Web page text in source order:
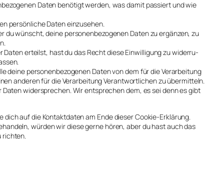
Daten benö­tigt wer­den, was damit pas­siert und wie
per­sön­li­che Daten ein­zu­se­hen.
du wünscht, dei­ne per­so­nen­be­zo­ge­nen Daten zu ergän­zen, zu
Daten erteilst, hast du das Recht die­se Ein­wil­li­gung zu wider­ru­
dei­ne per­so­nen­be­zo­ge­nen Daten von dem für die Ver­ar­bei­tung
ande­ren für die Ver­ar­bei­tung Ver­ant­wort­li­chen zu über­mit­teln.
wider­spre­chen. Wir ent­spre­chen dem, es sei denn es gibt
auf die Kon­takt­da­ten am Ende die­ser Coo­kie-Erklä­rung.
wür­den wir die­se ger­ne hören, aber du hast auch das